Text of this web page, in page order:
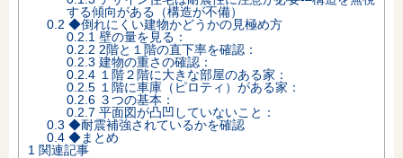
する傾向がある（構造が不備）
0.2 ◆倒れにくい建物かどうかの見極め方
0.2.1 壁の量を見る：
0.2.2 2階と１階の直下率を確認：
0.2.3 建物の重さの確認：
0.2.4１階２階に大きな部屋のある家：
0.2.5１階に車庫（ピロティ）がある家：
0.2.6３つの基本：
0.2.7 平面図が凸凹していないこと：
0.3 ◆耐震補強されているかを確認
0.4 ◆まとめ
1 関連記事